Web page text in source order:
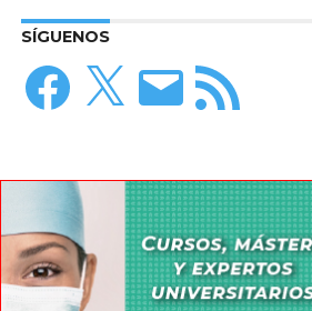
SÍGUENOS
Facebook
X
Correo
electrónico
Feed
RSS